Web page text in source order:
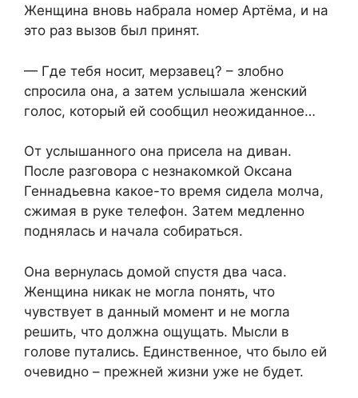
Женщина вновь набрала номер Артёма, и на
это раз вызов был принят.
— Где тебя носит, мерзавец? – злобно
спросила она, а затем услышала женский
голос, который ей сообщил неожиданное…
От услышанного она присела на диван.
После разговора с незнакомкой Оксана
Геннадьевна какое-то время сидела молча,
сжимая в руке телефон. Затем медленно
поднялась и начала собираться.
Она вернулась домой спустя два часа.
Женщина никак не могла понять, что
чувствует в данный момент и не могла
решить, что должна ощущать. Мысли в
голове путались. Единственное, что было ей
очевидно – прежней жизни уже не будет.